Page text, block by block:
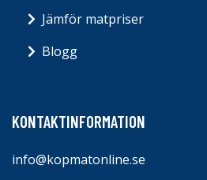
Jämför matpriser
Blogg
KONTAKTINFORMATION
info@kopmatonline.se